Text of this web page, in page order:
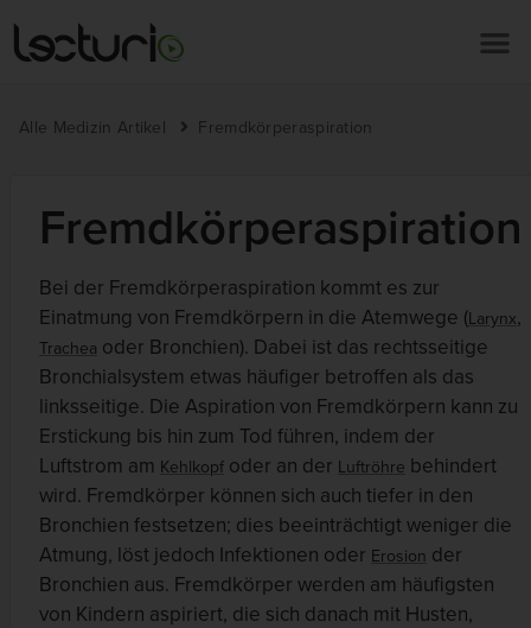
Alle Medizin Artikel Fremdkörperaspiration
Fremdkörperaspiration
Bei der Fremdkörperaspiration kommt es zur
Einatmung von Fremdkörpern in die Atemwege (Larynx,
Trachea oder Bronchien). Dabei ist das rechtsseitige
Bronchialsystem etwas häufiger betroffen als das
linksseitige. Die Aspiration von Fremdkörpern kann zu
Erstickung bis hin zum Tod führen, indem der
Luftstrom am Kehlkopf oder an der Luftröhre behindert
wird. Fremdkörper können sich auch tiefer in den
Bronchien festsetzen; dies beeinträchtigt weniger die
Atmung, löst jedoch Infektionen oder Erosion der
Bronchien aus. Fremdkörper werden am häufigsten
von Kindern aspiriert, die sich danach mit Husten,